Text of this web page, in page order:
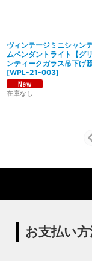
ハイロミドットコ
リジナル照明の製
ています。ハンド
います。
◆もっと詳しく見
特殊な形状・
縁体）が使われて
お愛され続けるソ
ヴィンテージミニシャン
ムペンダントライト【グ
ンティークガラス吊下げ
[WPL-21-003]
在庫なし
お支払い